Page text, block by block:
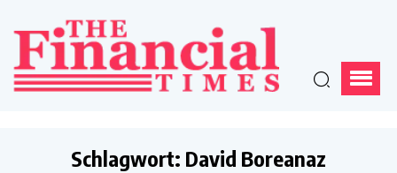
Schlagwort: David Boreanaz